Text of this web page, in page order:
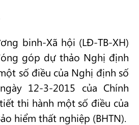
binh-Xã hội (LĐ-TB-XH)
góp dự thảo Nghị định
số điều của Nghị định số
12-3-2015 của Chính
thi hành một số điều của
hiểm thất nghiệp (BHTN).